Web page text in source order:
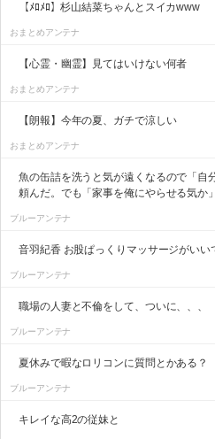
【ﾒﾛﾒﾛ】杉山結菜ちゃんとスイカwww
おまとめアンテナ
【心霊・幽霊】見てはいけない何者
おまとめアンテナ
【朗報】今年の夏、ガチで涼しい
おまとめアンテナ
魚の缶詰を洗うと気が遠くなるので「自
頼んだ。でも「家事を俺にやらせる気か
ブルーアンテナ
音羽紀香 お股ぱっくりマッサージがいい
ブルーアンテナ
職場の人妻と不倫をして、ついに、、、
ブルーアンテナ
夏休みで暇なロリコンに質問とかある？
ブルーアンテナ
キレイな高2の従妹と